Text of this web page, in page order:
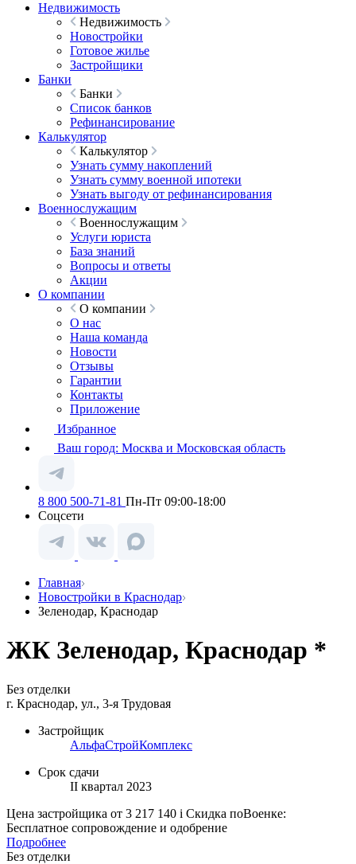
Недвижимость
Недвижимость
Новостройки
Готовое жилье
Застройщики
Банки
Банки
Список банков
Рефинансирование
Калькулятор
Калькулятор
Узнать сумму накоплений
Узнать сумму военной ипотеки
Узнать выгоду от рефинансирования
Военнослужащим
Военнослужащим
Услуги юриста
База знаний
Вопросы и ответы
Акции
О компании
О компании
О нас
Наша команда
Новости
Отзывы
Гарантии
Контакты
Приложение
Избранное
Ваш город: Москва и Московская область
8 800 500-71-81 Пн-Пт 09:00-18:00
Соцсети
Главная
Новостройки в Краснодар
Зеленодар, Краснодар
ЖК Зеленодар, Краснодар *
Без отделки
г. Краснодар, ул., 3-я Трудовая
Застройщик
АльфаСтройКомплекс
Срок сдачи
II квартал 2023
Цена застройщика от 3 217 140 i Скидка поВоенке:
Бесплатное сопровождение и одобрение
Подробнее
Без отделки